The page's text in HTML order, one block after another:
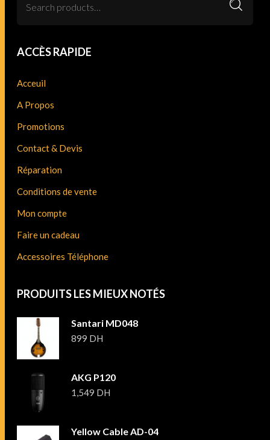
ACCÈS RAPIDE
Acceuil
A Propos
Promotions
Contact & Devis
Réparation
Conditions de vente
Mon compte
Faire un cadeau
Accessoires Téléphone
PRODUITS LES MIEUX NOTÉS
Santari MD048
899 DH
AKG P120
1,549 DH
Yellow Cable AD-04